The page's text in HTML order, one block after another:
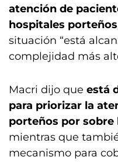
atención de
hospitales porteños
situación “está
complejidad más
Macri dijo que está
para priorizar la
porteños por sobre
mientras que
mecanismo para